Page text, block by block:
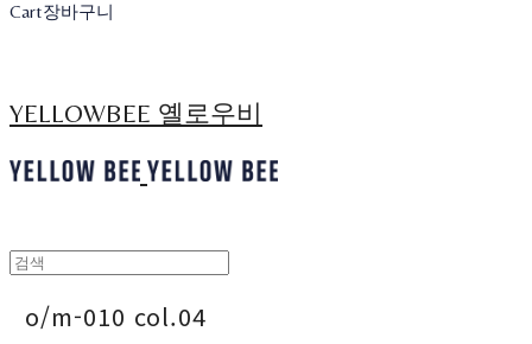
Cart장바구니
YELLOWBEE 옐로우비
o/m-010 col.04